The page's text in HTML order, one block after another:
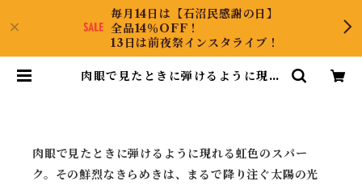
毎月14日は【石沼民感謝の日】
全品14％OFF！
13日は前夜祭インスタライブ！
肉眼で見たときに弾けるように現れ
肉眼で見たときに弾けるように現れる虹色のスパー
ク。その鮮烈なきらめきは、まるで降り注ぐ太陽の光